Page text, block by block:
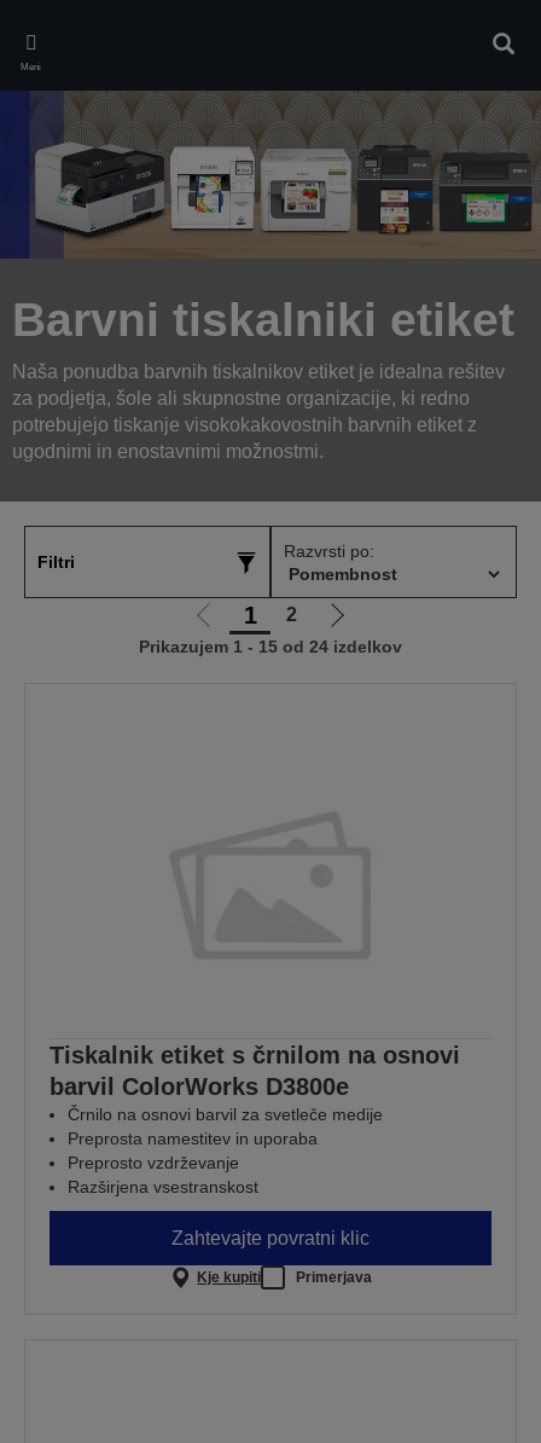
main
content
Meni
Barvni tiskalniki etiket
Naša ponudba barvnih tiskalnikov etiket je idealna rešitev
za podjetja, šole ali skupnostne organizacije, ki redno
potrebujejo tiskanje visokokakovostnih barvnih etiket z
ugodnimi in enostavnimi možnostmi.
Filtri
Razvrsti po:
Pojdi
na
1 2
Pojdi
na
Prikazujem 1 - 15 od 24 izdelkov
Tiskalnik etiket s črnilom na osnovi
barvil ColorWorks D3800e
Črnilo na osnovi barvil za svetleče medije
Preprosta namestitev in uporaba
Preprosto vzdrževanje
Razširjena vsestranskost
Zahtevajte povratni klic
Kje kupiti Primerjava